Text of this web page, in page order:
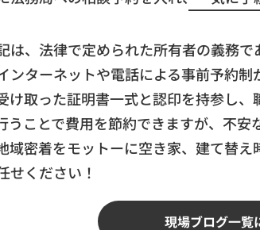
は、法律で定められた所有者の義務
ンターネットや電話による事前予約
け取った証明書一式と認印を持参し
うことで費用を節約できますが、不安
域密着をモットーに空き家、建て替
せください！
現場ブログ一覧